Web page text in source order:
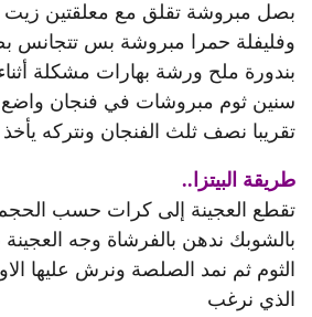
بصل مبروشة تقلق مع معلقتين زيت
وفليفلة حمرا مبروشة بس
بندورة ملح ورشة بهارات مشكلة
سنين ثوم مبروشات في فنجان واضع
تقريبا نصف ثلث الفنجان ونتركه
طريقة البيتزا..
تقطع العجينة إلى كرات حسب الحجم
بالشوبك ندهن بالفرشاة وجه
الثوم ثم نمد الصلصة ونرش عليها
الذي نرغب